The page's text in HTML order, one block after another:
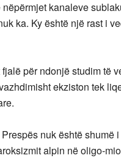
kanaleve
ka. Ky është një rast i
për ndonjë studim të
ekziston tek
nuk është shumë
alpin në oligo-